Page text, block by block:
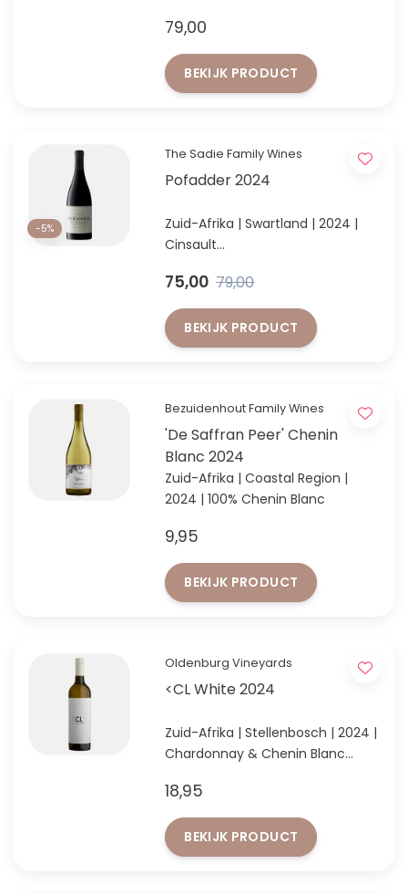
granietbodems
79,00
BEKIJK PRODUCT
-5%
The Sadie Family Wines
Pofadder 2024
Zuid-Afrika | Swartland | 2024 |
Cinsault
Cinsault van intens fruit en
elegante structuur
75,00 79,00
BEKIJK PRODUCT
Bezuidenhout Family Wines
'De Saffran Peer' Chenin
Blanc 2024
Zuid-Afrika | Coastal Region |
2024 | 100% Chenin Blanc
9,95
BEKIJK PRODUCT
Oldenburg Vineyards
<CL White 2024
Zuid-Afrika | Stellenbosch | 2024 |
Chardonnay & Chenin Blanc
najaarsproeverij '23
18,95
BEKIJK PRODUCT